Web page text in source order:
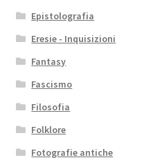
Epistolografia
Eresie - Inquisizioni
Fantasy
Fascismo
Filosofia
Folklore
Fotografie antiche